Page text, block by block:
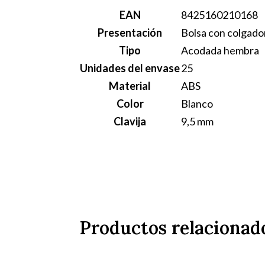
EAN
8425160210168
Presentación
Bolsa con
Tipo
Acodada hembra
Unidades del envase25
Material
ABS
Color
Blanco
Clavija
9,5 mm
Productos